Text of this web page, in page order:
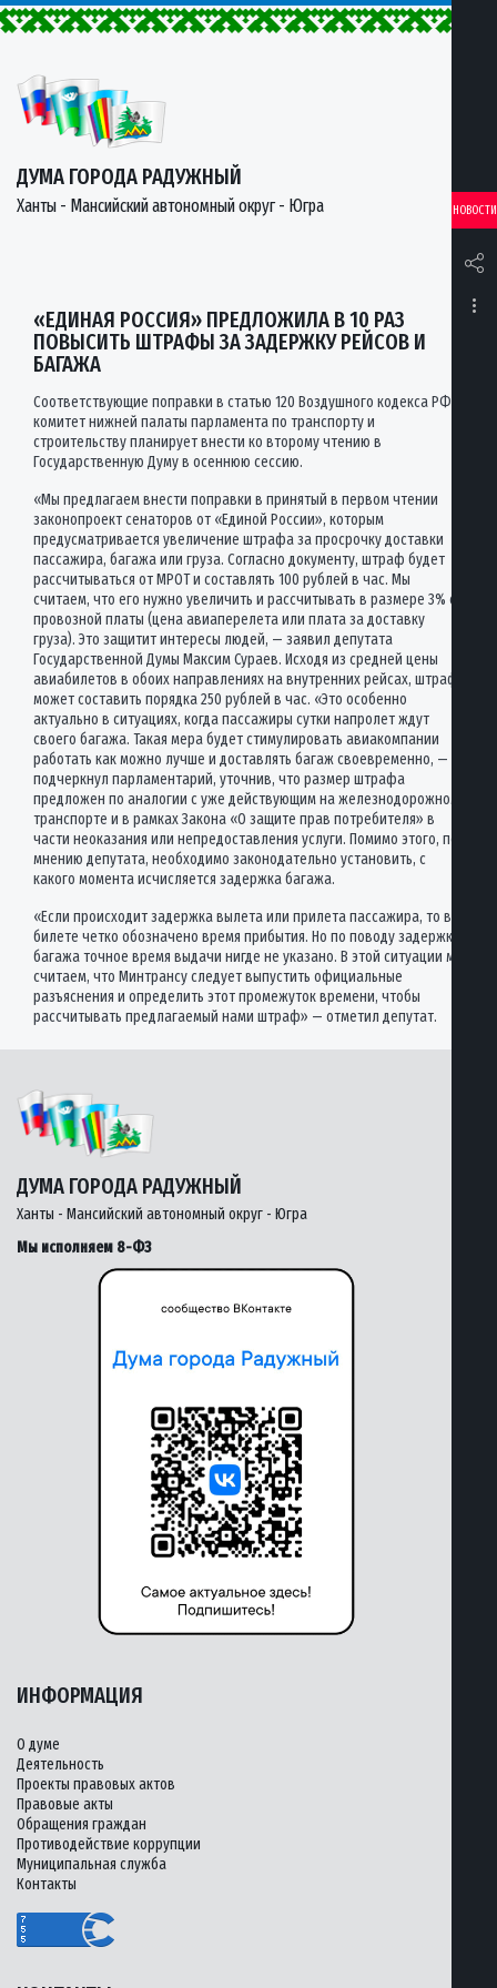
ДУМА ГОРОДА РАДУЖНЫЙ
Ханты - Мансийский автономный округ - Югра НОВОСТИ
«ЕДИНАЯ РОССИЯ» ПРЕДЛОЖИЛА В 10 РАЗ
ПОВЫСИТЬ ШТРАФЫ ЗА ЗАДЕРЖКУ РЕЙСОВ И
БАГАЖА
Соответствующие поправки в статью 120 Воздушного кодекса РФ
комитет нижней палаты парламента по транспорту и
строительству планирует внести ко второму чтению в
Государственную Думу в осеннюю сессию.
«Мы предлагаем внести поправки в принятый в первом чтении
законопроект сенаторов от «Единой России», которым
предусматривается увеличение штрафа за просрочку доставки
пассажира, багажа или груза. Согласно документу, штраф будет
рассчитываться от МРОТ и составлять 100 рублей в час. Мы
считаем, что его нужно увеличить и рассчитывать в размере 3% от
провозной платы (цена авиаперелета или плата за доставку
груза). Это защитит интересы людей, — заявил депутата
Государственной Думы Максим Сураев. Исходя из средней цены
авиабилетов в обоих направлениях на внутренних рейсах, штраф
может составить порядка 250 рублей в час. «Это особенно
актуально в ситуациях, когда пассажиры сутки напролет ждут
своего багажа. Такая мера будет стимулировать авиакомпании
работать как можно лучше и доставлять багаж своевременно, —
подчеркнул парламентарий, уточнив, что размер штрафа
предложен по аналогии с уже действующим на железнодорожном
транспорте и в рамках Закона «О защите прав потребителя» в
части неоказания или непредоставления услуги. Помимо этого, по
мнению депутата, необходимо законодательно установить, с
какого момента исчисляется задержка багажа.
«Если происходит задержка вылета или прилета пассажира, то в
билете четко обозначено время прибытия. Но по поводу задержки
багажа точное время выдачи нигде не указано. В этой ситуации мы
считаем, что Минтрансу следует выпустить официальные
разъяснения и определить этот промежуток времени, чтобы
рассчитывать предлагаемый нами штраф» — отметил депутат.
ДУМА ГОРОДА РАДУЖНЫЙ
Ханты - Мансийский автономный округ - Югра
Мы исполняем 8-ФЗ
ИНФОРМАЦИЯ
О думе
Деятельность
Проекты правовых актов
Правовые акты
Обращения граждан
Противодействие коррупции
Муниципальная служба
Контакты